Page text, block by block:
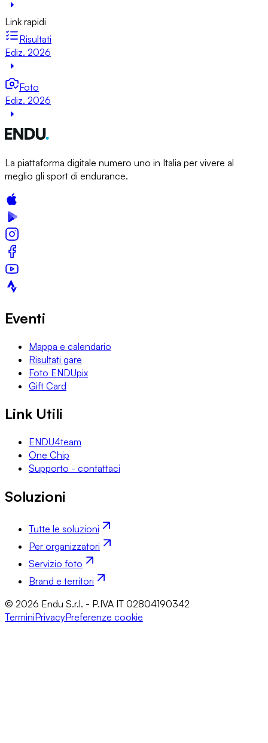
Link rapidi
Risultati
Ediz. 2026
Foto
Ediz. 2026
La piattaforma digitale numero uno in Italia per vivere al
meglio gli sport di endurance.
Eventi
Mappa e calendario
Risultati gare
Foto ENDUpix
Gift Card
Link Utili
ENDU4team
One Chip
Supporto - contattaci
Soluzioni
Tutte le soluzioni
Per organizzatori
Servizio foto
Brand e territori
© 2026 Endu S.r.l. - P.IVA IT 02804190342
TerminiPrivacyPreferenze cookie